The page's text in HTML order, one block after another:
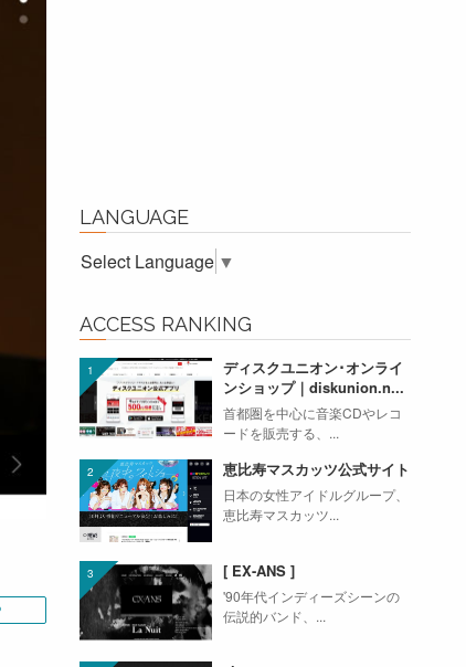
LANGUAGE
Select Language ▼
ACCESS RANKING
ディスクユニオン･オンライ
ンショップ｜diskunion.n...
首都圏を中心に音楽CDやレコ
ードを販売する、...
恵比寿マスカッツ公式サイト
日本の女性アイドルグループ、
恵比寿マスカッツ...
[ EX-ANS ]
'90年代インディーズシーンの
伝説的バンド、...